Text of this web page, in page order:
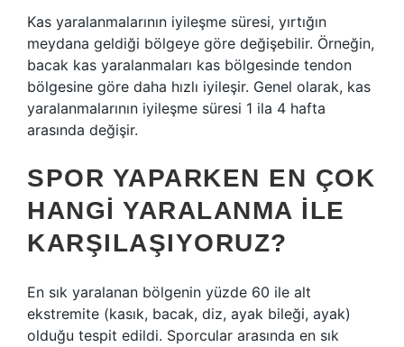
Kas yaralanmalarının iyileşme süresi, yırtığın
meydana geldiği bölgeye göre değişebilir. Örneğin,
bacak kas yaralanmaları kas bölgesinde tendon
bölgesine göre daha hızlı iyileşir. Genel olarak, kas
yaralanmalarının iyileşme süresi 1 ila 4 hafta
arasında değişir.
SPOR YAPARKEN EN ÇOK
HANGI YARALANMA ILE
KARŞILAŞIYORUZ?
En sık yaralanan bölgenin yüzde 60 ile alt
ekstremite (kasık, bacak, diz, ayak bileği, ayak)
olduğu tespit edildi. Sporcular arasında en sık